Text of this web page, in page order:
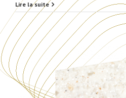
Lire la suite